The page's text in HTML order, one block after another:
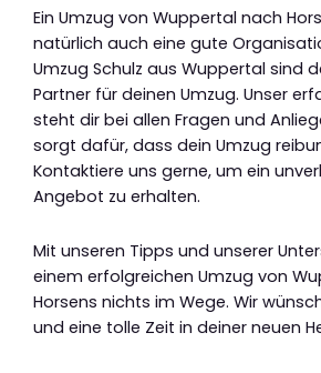
Ein Umzug von Wuppertal nach
natürlich auch eine gute
Umzug Schulz aus Wuppertal sind
Partner für deinen Umzug. Unser
steht dir bei allen Fragen und
sorgt dafür, dass dein Umzug
Kontaktiere uns gerne, um ein
Angebot zu erhalten.
Mit unseren Tipps und unserer
einem erfolgreichen Umzug von
Horsens nichts im Wege. Wir
und eine tolle Zeit in deiner neuen